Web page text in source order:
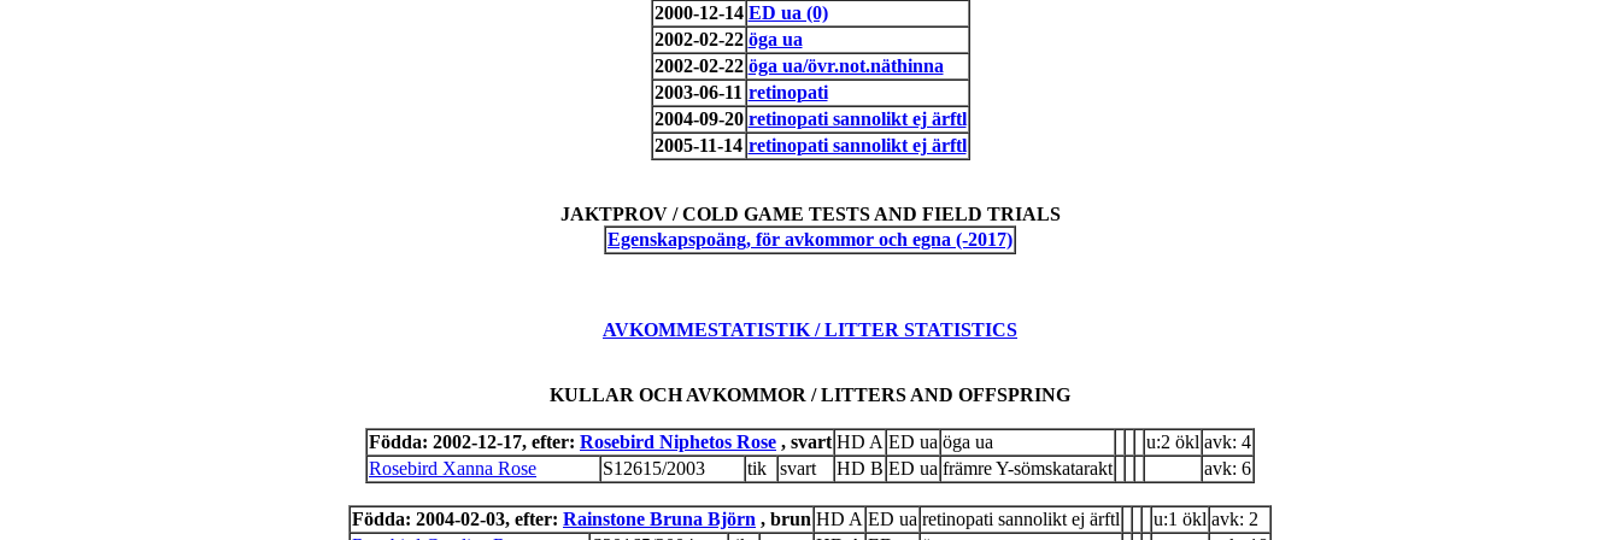
2000-12-14 ED ua (0)
2002-02-22 öga ua
2002-02-22 öga ua/övr.not.näthinna
2003-06-11 retinopati
2004-09-20 retinopati sannolikt ej ärftl
2005-11-14 retinopati sannolikt ej ärftl
JAKTPROV / COLD GAME TESTS AND FIELD TRIALS
Egenskapspoäng, för avkommor och egna (-2017)
AVKOMMESTATISTIK / LITTER STATISTICS
KULLAR OCH AVKOMMOR / LITTERS AND OFFSPRING
Födda: 2002-12-17, efter: Rosebird Niphetos Rose , svart HD A ED ua öga ua u:2 ökl avk: 4
Rosebird Xanna Rose
S12615/2003 tik svart HD B ED ua främre Y-sömskatarakt avk: 6
Födda: 2004-02-03, efter: Rainstone Bruna Björn , brun HD A ED ua retinopati sannolikt ej ärftl u:1 ökl avk: 2